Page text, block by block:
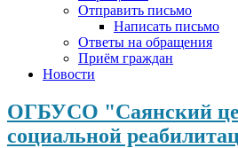
Отправить письмо
Написать письмо
Ответы на обращения
Приём граждан
Новости
ОГБУСО "Саянский
социальной